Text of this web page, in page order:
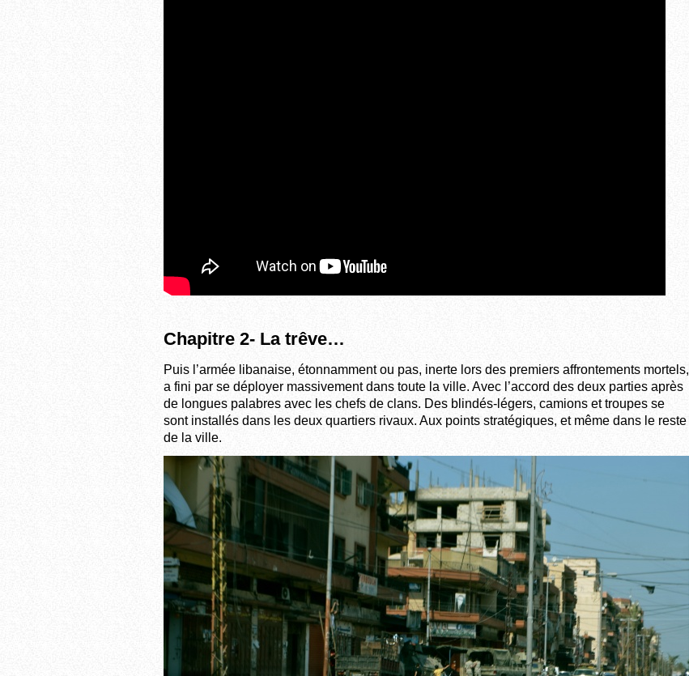
Chapitre 2- La trêve…
Puis l’armée libanaise, étonnamment ou pas, inerte lors des premiers affrontements mortels,
a fini par se déployer massivement dans toute la ville. Avec l’accord des deux parties après
de longues palabres avec les chefs de clans. Des blindés-légers, camions et troupes se
sont installés dans les deux quartiers rivaux. Aux points stratégiques, et même dans le reste
de la ville.